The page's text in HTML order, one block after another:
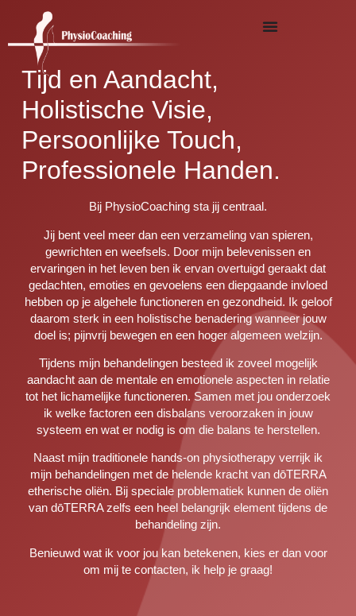
Tijd en Aandacht,
Holistische Visie,
Persoonlijke Touch,
Professionele Handen.
Bij PhysioCoaching sta jij centraal.
Jij bent veel meer dan een verzameling van spieren,
gewrichten en weefsels. Door mijn belevenissen en
ervaringen in het leven ben ik ervan overtuigd geraakt dat
gedachten, emoties en gevoelens een diepgaande invloed
hebben op je algehele functioneren en gezondheid. Ik geloof
daarom sterk in een holistische benadering wanneer jouw
doel is; pijnvrij bewegen en een hoger algemeen welzijn.
Tijdens mijn behandelingen besteed ik zoveel mogelijk
aandacht aan de mentale en emotionele aspecten in relatie
tot het lichamelijke functioneren. Samen met jou onderzoek
ik welke factoren een disbalans veroorzaken in jouw
systeem en wat er nodig is om die balans te herstellen.
Naast mijn traditionele hands-on physiotherapy verrijk ik
mijn behandelingen met de helende kracht van dōTERRA
etherische oliën. Bij speciale problematiek kunnen de oliën
van dōTERRA zelfs een heel belangrijk element tijdens de
behandeling zijn.
Benieuwd wat ik voor jou kan betekenen, kies er dan voor
om mij te contacten, ik help je graag!